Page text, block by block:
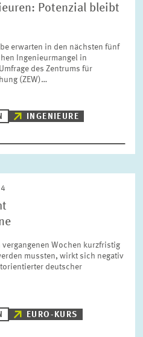
Potenzial bleibt
erwarten in den nächsten fünf
Ingenieurmangel in
des Zentrums für
(ZEW)…
INGENIEURE
vergangenen Wochen kurzfristig
mussten, wirkt sich negativ
deutscher
EURO-KURS